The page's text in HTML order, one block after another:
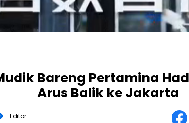
Bareng Pertamina
Arus Balik ke Jakarta
- Editor